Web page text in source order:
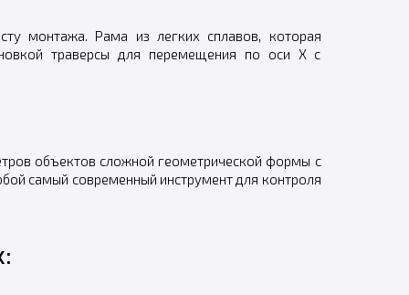
монтажа. Рама из легких сплавов, которая
траверсы для перемещения по оси X с
объектов сложной геометрической формы с
самый современный инструмент для контроля